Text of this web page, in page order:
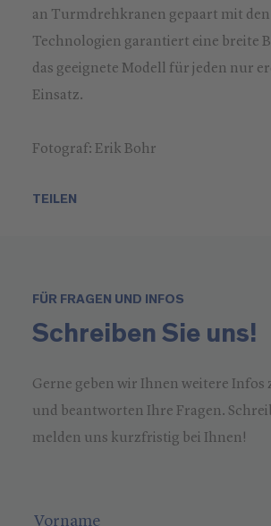
an Turmdrehkranen gepaart mit
Technologien garantiert eine breite
das geeignete Modell für jeden nur
Einsatz.
Fotograf: Erik Bohr
TEILEN
FÜR FRAGEN UND INFOS
Schreiben Sie uns!
Gerne geben wir Ihnen weitere Infos
und beantworten Ihre Fragen.
melden uns kurzfristig bei Ihnen!